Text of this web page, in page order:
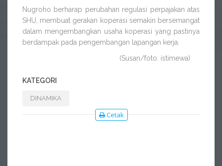
Nugroho berharap perubahan regulasi perpajakan atas
SHU, membuat gerakan koperasi semakin bersemangat
dalam mengembangkan usaha koperasi yang pastinya
berdampak pada pengembangan lapangan kerja.
(Susan/foto: istimewa)
KATEGORI
DINAMIKA
Cetak